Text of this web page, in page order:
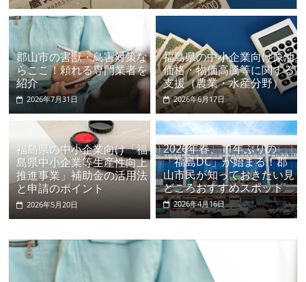
2026年5月20日 webmaster
郡山市の害獣・鳥害対策な
らここ！頼れる専門業者を
紹介
2026年7月31日
福島県の中小企業向け原油
価格・物価高騰等に関する
支援（農業・水産分野）
2026年6月17日
福島県の中小企業向け「福
島県中小企業等生産性向上
推進事業」補助金の活用法
と申請のポイント
2026年春、11年ぶりの
「福島DC」が始まる！郡
山市民が知っておきたい見
どころおすすめスポット